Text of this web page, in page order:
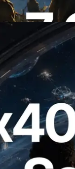
공개 — AI